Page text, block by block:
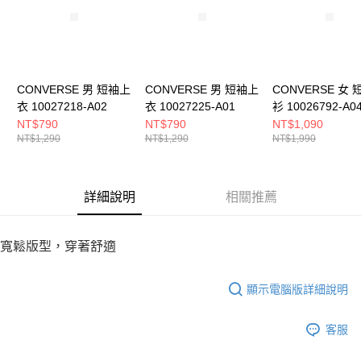
CONVERSE 男 短袖上
衣 10027218-A02
NT$790
NT$1,290
CONVERSE 男 短袖上
衣 10027225-A01
NT$790
NT$1,290
CONVERSE 女
衫 10026792-
NT$1,090
NT$1,990
詳細說明 相關推薦
寬鬆版型，穿著舒適
顯示電腦版詳細說明
客服